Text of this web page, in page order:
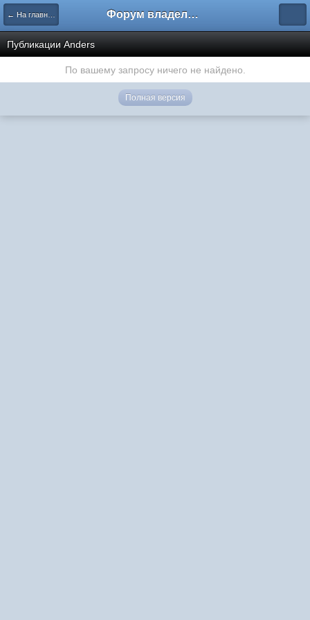
← На главную Форум владельцев интернет-магазинов
Публикации Anders
По вашему запросу ничего не найдено.
Полная версия